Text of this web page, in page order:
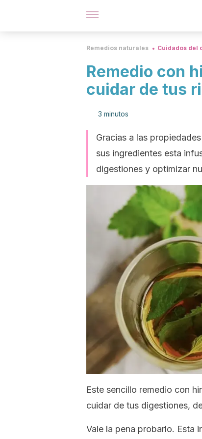
Remedios naturales Cuidados del
Remedio con
cuidar de tus
3 minutos
Gracias a las
sus ingredientes esta
digestiones y optimizar
Este sencillo remedio con
cuidar de tus digestiones,
Vale la pena probarlo. Esta